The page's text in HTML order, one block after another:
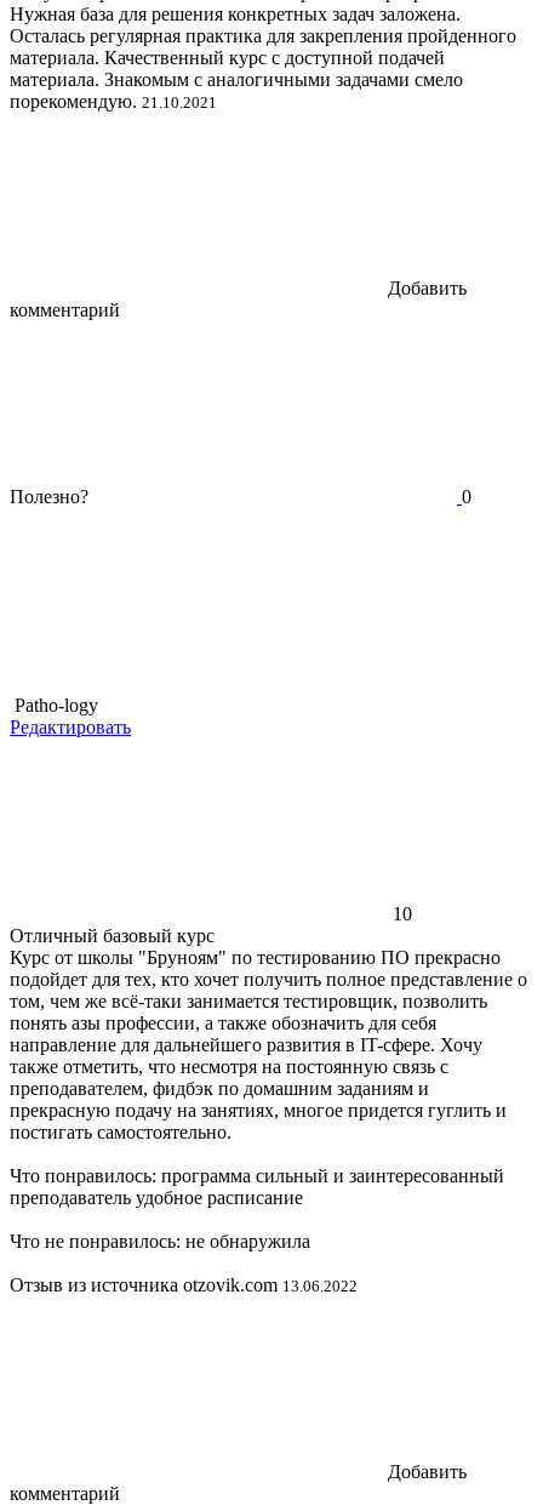
Нужная база для решения конкретных задач заложена.
Осталась регулярная практика для закрепления пройденного
материала. Качественный курс с доступной подачей
материала. Знакомым с аналогичными задачами смело
порекомендую. 21.10.2021
Добавить
комментарий
Полезно? 0
Patho-logy
Редактировать
10
Отличный базовый курс
Курс от школы "Бруноям" по тестированию ПО прекрасно
подойдет для тех, кто хочет получить полное представление о
том, чем же всё-таки занимается тестировщик, позволить
понять азы профессии, а также обозначить для себя
направление для дальнейшего развития в IT-сфере. Хочу
также отметить, что несмотря на постоянную связь с
преподавателем, фидбэк по домашним заданиям и
прекрасную подачу на занятиях, многое придется гуглить и
постигать самостоятельно.
Что понравилось: программа сильный и заинтересованный
преподаватель удобное расписание
Что не понравилось: не обнаружила
Отзыв из источника otzovik.com 13.06.2022
Добавить
комментарий